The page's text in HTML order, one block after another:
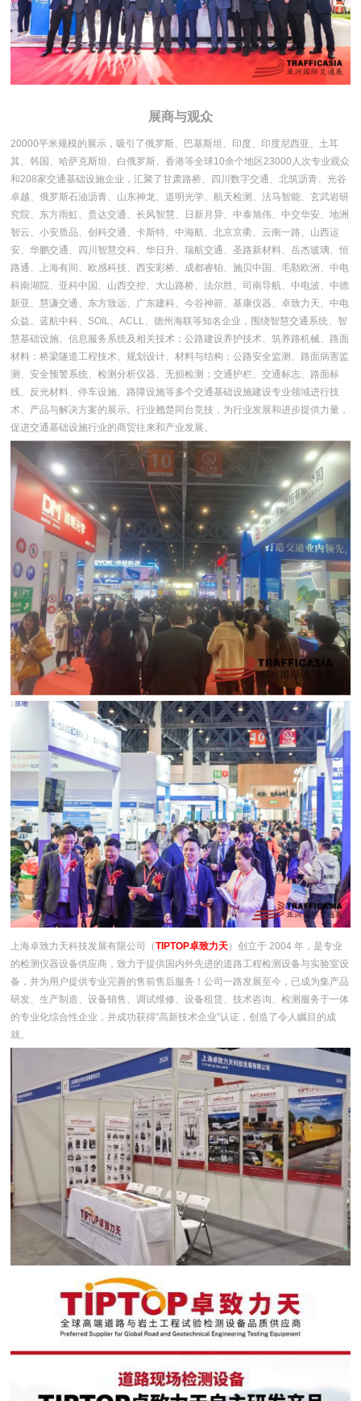
展商与观众
20000平米规模的展示，吸引了俄罗斯、巴基斯坦、印度、印度尼西亚、土耳
其、韩国、哈萨克斯坦、白俄罗斯、香港等全球10余个地区23000人次专业观众
和208家交通基础设施企业，汇聚了甘肃路桥、四川数字交通、北筑沥青、光谷
卓越、俄罗斯石油沥青、山东神龙、道明光学、航天检测、法马智能、玄武岩研
究院、东方雨虹、贵达交通、长风智慧、日新月异、中泰旭伟、中交华安、地洲
智云、小安质品、创科交通、卡斯特、中海航、北京京衢、云南一路、山西运
安、华鹏交通、四川智慧交科、华日升、瑞航交通、圣路新材料、岳杰玻璃、恒
路通、上海有间、欧感科技、西安彩桥、成都睿铂、施贝中国、毛勒欧洲、中电
科南湖院、亚科中国、山西交控、大山路桥、法尔胜、司南导航、中电波、中德
新亚、慧谦交通、东方致远、广东建科、今谷神箭、基康仪器、卓致力天、中电
众益、蓝航中科、SOIL、ACLL、德州海联等知名企业，围绕智慧交通系统、智
慧基础设施、信息服务系统及相关技术；公路建设养护技术、筑养路机械、路面
材料；桥梁隧道工程技术、规划设计、材料与结构；公路安全监测、路面病害监
测、安全预警系统、检测分析仪器、无损检测；交通护栏、交通标志、路面标
线、反光材料、停车设施、路障设施等多个交通基础设施建设专业领域进行技
术、产品与解决方案的展示。行业翘楚同台竞技，为行业发展和进步提供力量，
促进交通基础设施行业的商贸往来和产业发展。
上海卓致力天科技发展有限公司（TIPTOP卓致力天）创立于 2004 年，是专业
的检测仪器设备供应商，致力于提供国内外先进的道路工程检测设备与实验室设
备，并为用户提供专业完善的售前售后服务！公司一路发展至今，已成为集产品
研发、生产制造、设备销售、调试维修、设备租赁、技术咨询、检测服务于一体
的专业化综合性企业，并成功获得“高新技术企业”认证，创造了令人瞩目的成
就。